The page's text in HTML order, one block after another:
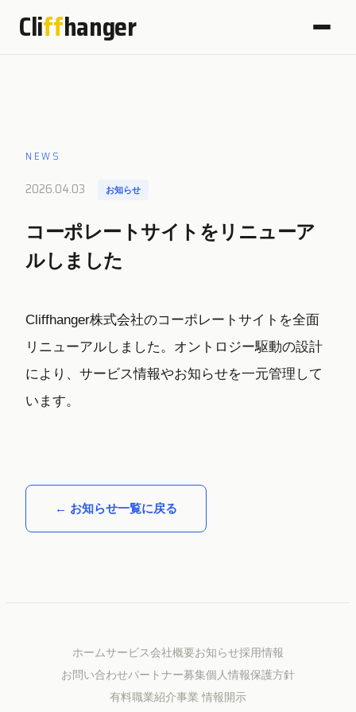
Cliffhanger
NEWS
2026.04.03 お知らせ
コーポレートサイトをリニューア
ルしました
Cliffhanger株式会社のコーポレートサイトを全面
リニューアルしました。オントロジー駆動の設計
により、サービス情報やお知らせを一元管理して
います。
← お知らせ一覧に戻る
ホームサービス会社概要お知らせ採用情報
お問い合わせパートナー募集個人情報保護方針
有料職業紹介事業 情報開示